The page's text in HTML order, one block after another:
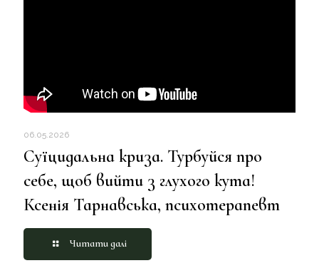
06.05.2026
Суїцидальна криза. Турбуйся про
себе, щоб вийти з глухого кута!
Ксенія Тарнавська, психотерапевт
Читати далі